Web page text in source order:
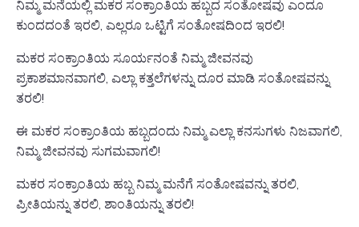
ನಿಮ್ಮ ಮನೆಯಲ್ಲಿ ಮಕರ ಸಂಕ್ರಾಂತಿಯ ಹಬ್ಬದ ಸಂತೋಷವು ಎಂದೂ
ಕುಂದದಂತೆ ಇರಲಿ, ಎಲ್ಲರೂ ಒಟ್ಟಿಗೆ ಸಂತೋಷದಿಂದ ಇರಲಿ!
ಮಕರ ಸಂಕ್ರಾಂತಿಯ ಸೂರ್ಯನಂತೆ ನಿಮ್ಮ ಜೀವನವು
ಪ್ರಕಾಶಮಾನವಾಗಲಿ, ಎಲ್ಲಾ ಕತ್ತಲೆಗಳನ್ನು ದೂರ ಮಾಡಿ ಸಂತೋಷವನ್ನು
ತರಲಿ!
ಈ ಮಕರ ಸಂಕ್ರಾಂತಿಯ ಹಬ್ಬದಂದು ನಿಮ್ಮ ಎಲ್ಲಾ ಕನಸುಗಳು ನಿಜವಾಗಲಿ,
ನಿಮ್ಮ ಜೀವನವು ಸುಗಮವಾಗಲಿ!
ಮಕರ ಸಂಕ್ರಾಂತಿಯ ಹಬ್ಬ ನಿಮ್ಮ ಮನೆಗೆ ಸಂತೋಷವನ್ನು ತರಲಿ,
ಪ್ರೀತಿಯನ್ನು ತರಲಿ, ಶಾಂತಿಯನ್ನು ತರಲಿ!